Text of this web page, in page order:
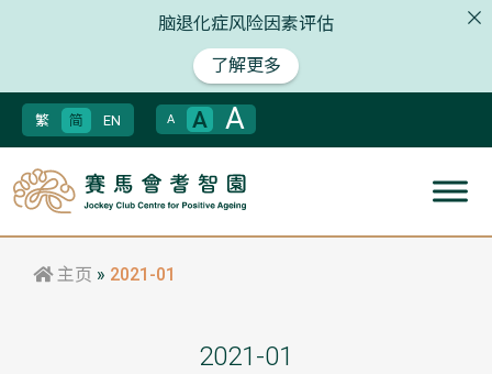
脑退化症风险因素评估
了解更多
繁 简 EN A A A
主页 » 2021-01
2021-01